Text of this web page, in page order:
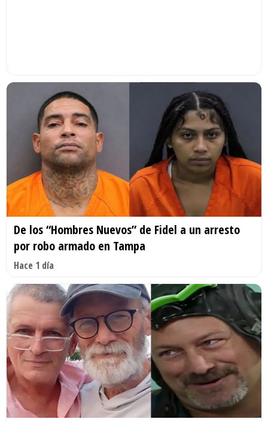
De los “Hombres Nuevos” de Fidel a un arresto
por robo armado en Tampa
Hace 1 día